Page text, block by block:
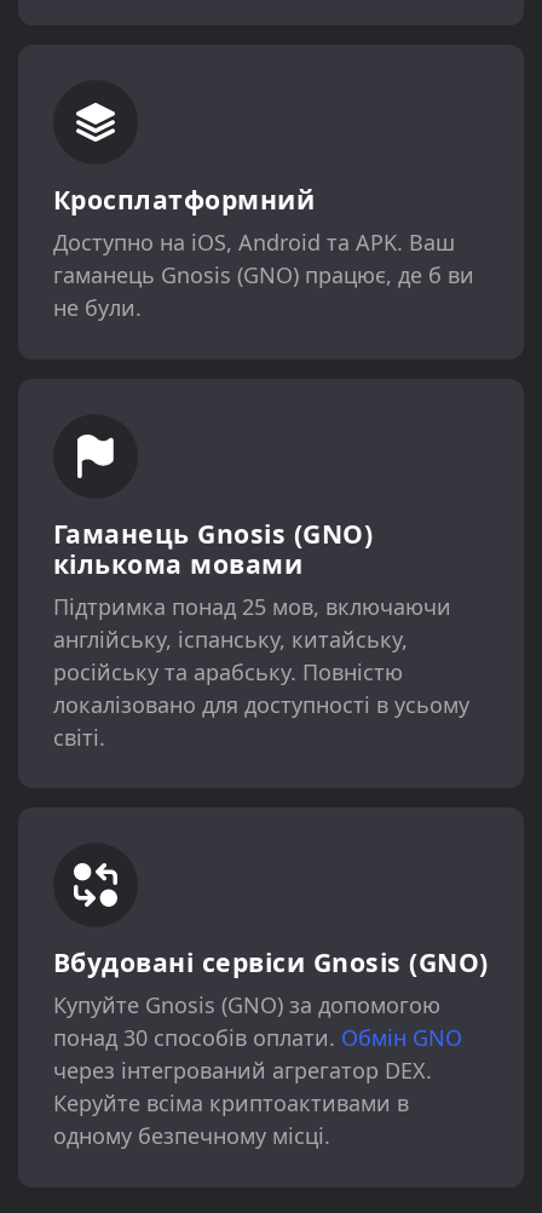
Кросплатформний
Доступно на iOS, Android та APK. Ваш
гаманець Gnosis (GNO) працює, де б ви
не були.
Гаманець Gnosis (GNO)
кількома мовами
Підтримка понад 25 мов, включаючи
англійську, іспанську, китайську,
російську та арабську. Повністю
локалізовано для доступності в усьому
світі.
Вбудовані сервіси Gnosis (GNO)
Купуйте Gnosis (GNO) за допомогою
понад 30 способів оплати. Обмін GNO
через інтегрований агрегатор DEX.
Керуйте всіма криптоактивами в
одному безпечному місці.